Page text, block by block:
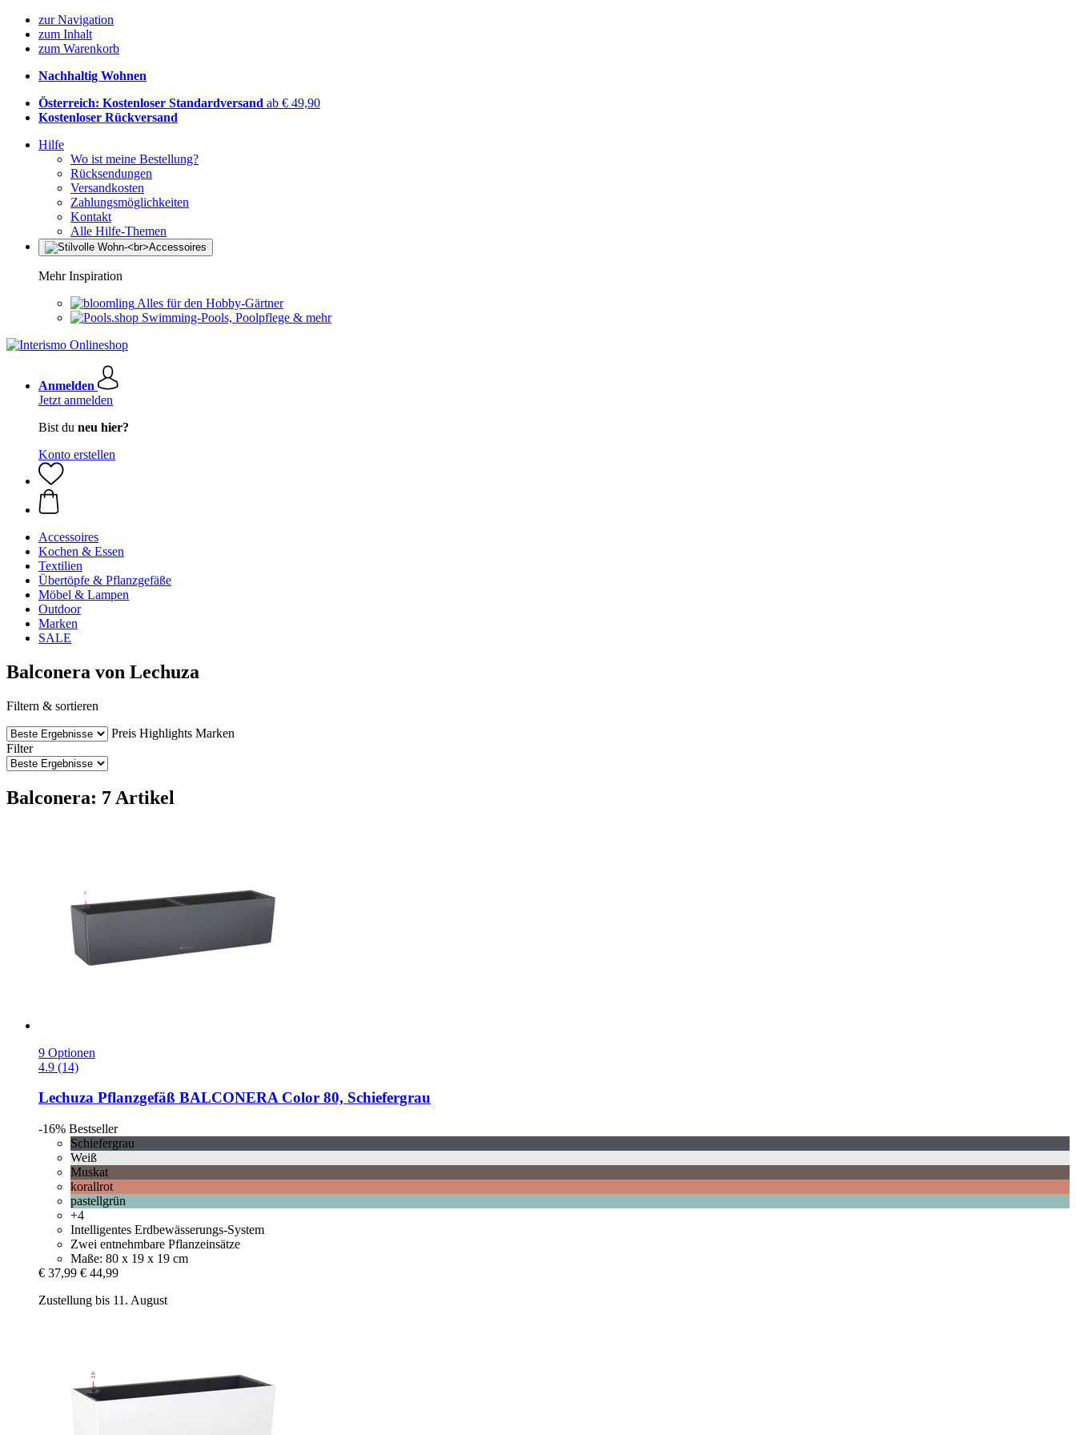
zur Navigation
zum Inhalt
zum Warenkorb
Nachhaltig Wohnen
Österreich: Kostenloser Standardversand ab € 49,90
Kostenloser Rückversand
Hilfe
Wo ist meine Bestellung?
Rücksendungen
Versandkosten
Zahlungsmöglichkeiten
Kontakt
Alle Hilfe-Themen
Mehr Inspiration
Alles für den Hobby-Gärtner
Swimming-Pools, Poolpflege & mehr
Anmelden
Jetzt anmelden
Bist du neu hier?
Konto erstellen
Accessoires
Kochen & Essen
Textilien
Übertöpfe & Pflanzgefäße
Möbel & Lampen
Outdoor
Marken
SALE
Balconera von Lechuza
Filtern & sortieren
Preis Highlights Marken
Filter
Balconera: 7 Artikel
9 Optionen
4.9 (14)
Lechuza Pflanzgefäß BALCONERA Color 80, Schiefergrau
-16% Bestseller
Schiefergrau
Weiß
Muskat
korallrot
pastellgrün
+4
Intelligentes Erdbewässerungs-System
Zwei entnehmbare Pflanzeinsätze
Maße: 80 x 19 x 19 cm
€ 37,99 € 44,99
Zustellung bis 11. August